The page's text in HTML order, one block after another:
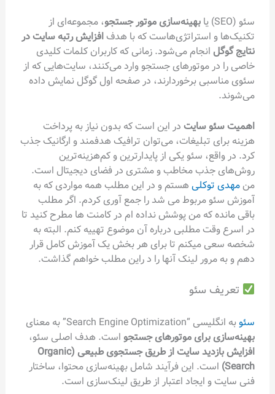
سئو (SEO) یا بهینه‌سازی موتور جستجو، مجموعه‌ای از
تکنیک‌ها و استراتژی‌هاست که با هدف افزایش رتبه سایت در
نتایج گوگل انجام می‌شود. زمانی که کاربران کلمات کلیدی
خاصی را در موتورهای جستجو وارد می‌کنند، سایت‌هایی که از
سئوی مناسبی برخوردارند، در صفحه اول گوگل نمایش داده
می‌شوند.
اهمیت سئو سایت در این است که بدون نیاز به پرداخت
هزینه برای تبلیغات، می‌توان ترافیک هدفمند و ارگانیک جذب
کرد. در واقع، سئو یکی از پایدارترین و کم‌هزینه‌ترین
روش‌های جذب مخاطب و مشتری در فضای دیجیتال است.
من مهدی توکلیهستم و در این مطلب همه مواردی که به
آموزش سئو مربوط می شد را جمع آوری کردم. اگر مطلب
باقی مانده که من پوشش نداده ام در کامنت ها مطرح کنید تا
در اسرع وقت مطلبی درباره آن موضوع تهییه کنم. البته به
شخصه سعی میکنم تا برای هر بخش یک آموزش کامل قرار
دهم و به مرور لینک آنها را د راین مطلب خواهم گذاشت.
تعریف سئو
سئوبه انگلیسی “Search Engine Optimization” به معنای
بهینه‌سازی برای موتورهای جستجواست. هدف اصلی سئو،
افزایش بازدید سایت از طریق جستجوی طبیعی (Organic
Search) است. این فرآیند شامل بهینه‌سازی محتوا، ساختار
فنی سایت و ایجاد اعتبار از طریق لینک‌سازی است.